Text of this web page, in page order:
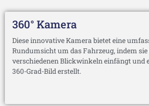
360° Kamera
Diese innovative Kamera bietet eine
Rundumsicht um das Fahrzeug, indem
verschiedenen Blickwinkeln einfängt und
360-Grad-Bild erstellt.